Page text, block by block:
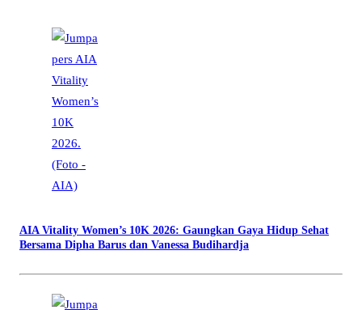
AIA Vitality Women’s 10K 2026: Gaungkan Gaya Hidup Sehat
Bersama Dipha Barus dan Vanessa Budihardja